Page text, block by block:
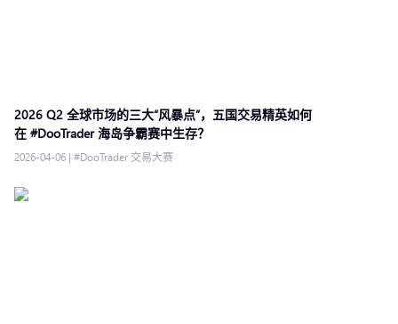
2026 Q2 全球市场的三大“风暴点”，五国交易精英如何
在 #DooTrader 海岛争霸赛中生存？
2026-04-06 | #DooTrader 交易大赛